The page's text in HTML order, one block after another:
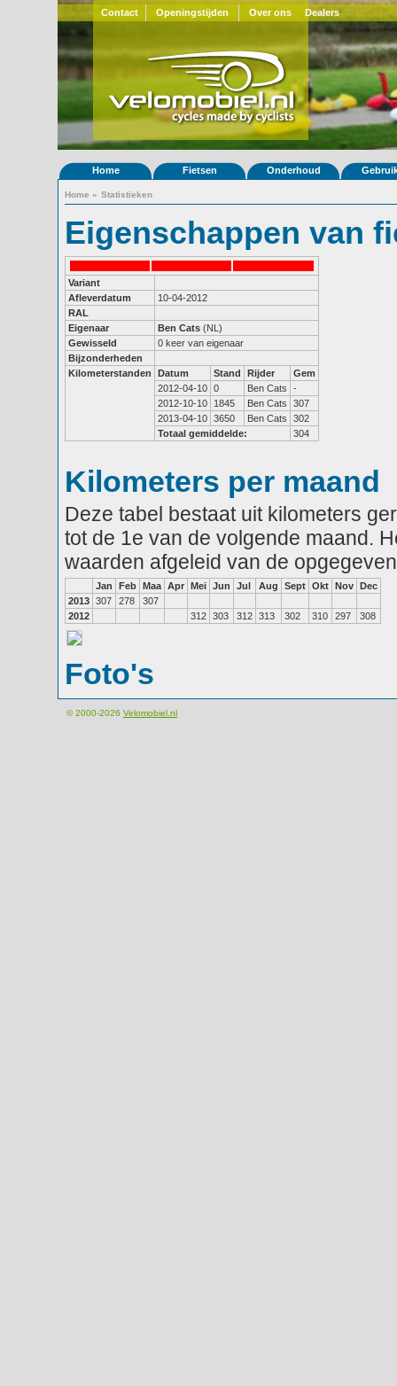
Contact Openingstijden Over ons Dealers
Home Fietsen Onderhoud
Home » Statistieken
Eigenschappen van
Variant
Afleverdatum
10-04-2012
RAL
Eigenaar
Ben Cats (NL)
Gewisseld
0 keer van eigenaar
Bijzonderheden
Kilometerstanden
Datum Stand Rijder
Gem
2012-04-10 0 Ben Cats
-
2012-10-10
1845 Ben Cats
307
2013-04-10 3650 Ben Cats
302
Totaal gemiddelde:
304
Kilometers per maand
Deze tabel bestaat uit kilometers
tot de 1e van de volgende maand.
waarden afgeleid van de
Jan Feb Maa Apr Mei Jun Jul Aug Sept Okt Nov Dec
2013 307 278
307
2012
312 303 312 313 302 310 297 308
Foto's
© 2000-2026 Velomobiel.nl